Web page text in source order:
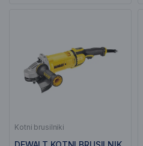
Kotni brusilniki